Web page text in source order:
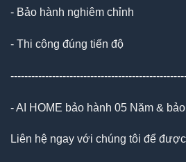
- Bảo hành nghiêm chỉnh
- Thi công đúng tiến độ
- AI HOME bảo hành 05 Năm &
Liên hệ ngay với chúng tôi để